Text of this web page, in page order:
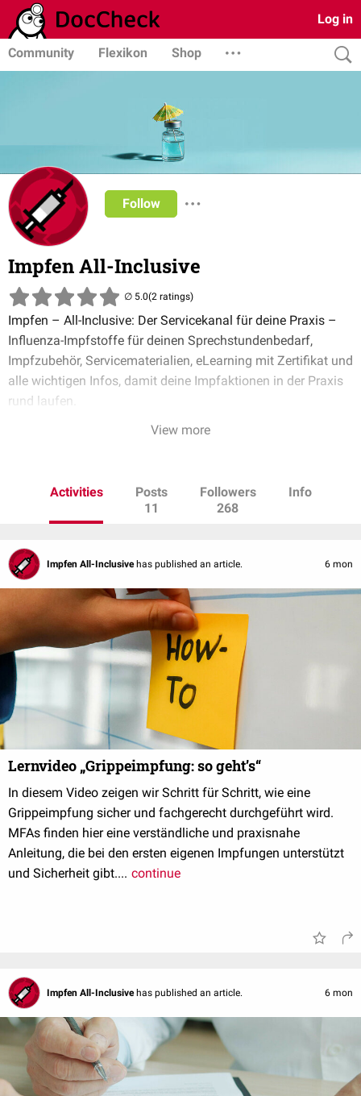
Log in
Community Flexikon Shop
Follow
Impfen All-Inclusive
(2 ratings)
Impfen – All-Inclusive: Der Servicekanal für deine Praxis –
Influenza-Impfstoffe für deinen Sprechstundenbedarf,
Impfzubehör, Servicematerialien, eLearning mit Zertifikat und
alle wichtigen Infos, damit deine Impfaktionen in der Praxis
rund laufen.
View more
Activities
Posts
11
Followers
268
Info
Impfen All-Inclusive has published an article. 6 mon
Lernvideo „Grippeimpfung: so geht’s“
In diesem Video zeigen wir Schritt für Schritt, wie eine
Grippeimpfung sicher und fachgerecht durchgeführt wird.
MFAs finden hier eine verständliche und praxisnahe
Anleitung, die bei den ersten eigenen Impfungen unterstützt
und Sicherheit gibt.... continue
Impfen All-Inclusive has published an article. 6 mon